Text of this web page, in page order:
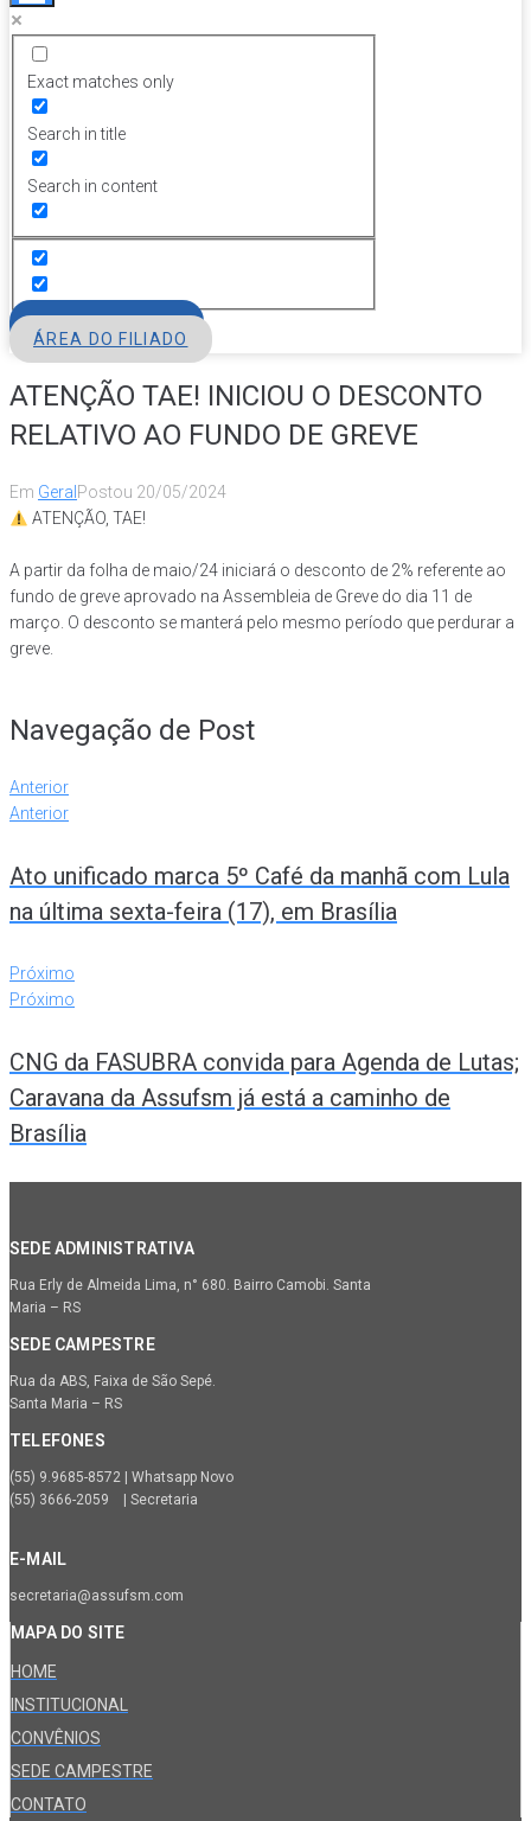
Exact matches only
Search in title
Search in content
ÁREA DO FILIADO
ATENÇÃO TAE! INICIOU O DESCONTO
RELATIVO AO FUNDO DE GREVE
Em Geral Postou 20/05/2024
ATENÇÃO, TAE!
A partir da folha de maio/24 iniciará o desconto de 2% referente ao
fundo de greve aprovado na Assembleia de Greve do dia 11 de
março. O desconto se manterá pelo mesmo período que perdurar a
greve.
Navegação de Post
Anterior
Anterior
Ato unificado marca 5º Café da manhã com Lula
na última sexta-feira (17), em Brasília
Próximo
Próximo
CNG da FASUBRA convida para Agenda de Lutas;
Caravana da Assufsm já está a caminho de
Brasília
SEDE ADMINISTRATIVA
Rua Erly de Almeida Lima, n° 680. Bairro Camobi. Santa
Maria – RS
SEDE CAMPESTRE
Rua da ABS, Faixa de São Sepé.
Santa Maria – RS
TELEFONES
(55) 9.9685-8572 | Whatsapp Novo
(55) 3666-2059 | Secretaria
E-MAIL
secretaria@assufsm.com
MAPA DO SITE
HOME
INSTITUCIONAL
CONVÊNIOS
SEDE CAMPESTRE
CONTATO